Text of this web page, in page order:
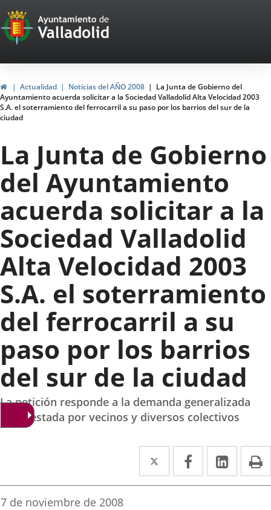
Portal
Web
del
Ayuntamiento
de
InicioActualidad Noticias del AÑO 2008
La Junta de Gobierno del
Ayuntamiento acuerda solicitar a la Sociedad Valladolid Alta Velocidad 2003
S.A. el soterramiento del ferrocarril a su paso por los barrios del sur de la
ciudad
La Junta de Gobierno
del Ayuntamiento
acuerda solicitar a la
Sociedad Valladolid
Alta Velocidad 2003
S.A. el soterramiento
del ferrocarril a su
paso por los barrios
del sur de la ciudad
La petición responde a la demanda generalizada
manifestada por vecinos y diversos colectivos
Twitter
Enlace
a
Facebook
Enlace
a
Enlace
a
Fecha
7 de noviembre de 2008